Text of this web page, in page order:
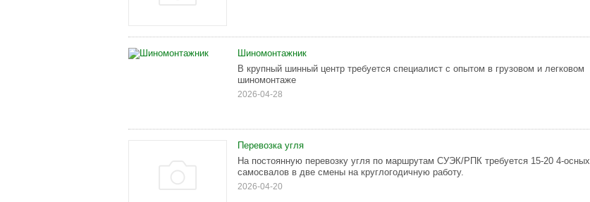
Шиномонтажник
В крупный шинный центр требуется специалист с опытом в грузовом и легковом
шиномонтаже
2026-04-28
Перевозка угля
На постоянную перевозку угля по маршрутам СУЭК/РПК требуется 15-20 4-осных
самосвалов в две смены на круглогодичную работу.
2026-04-20